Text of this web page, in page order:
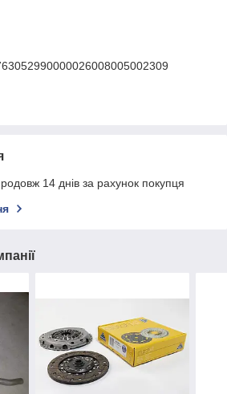
14 днів за рахунок покупця